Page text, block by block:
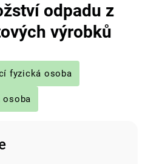
odpadu z
výrobků
fyzická osoba
osoba